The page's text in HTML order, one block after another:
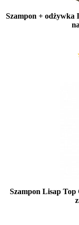
Szampon + odżywka
Szampon Lisap Top